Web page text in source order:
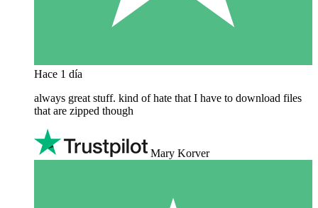
Hace 1 día
always great stuff. kind of hate that I have to download files
that are zipped though
Mary Korver